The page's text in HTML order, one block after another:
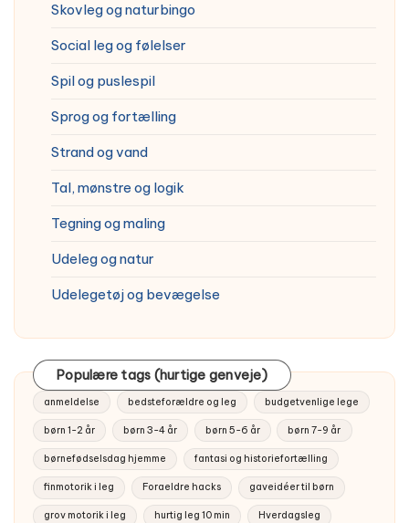
Skovleg og naturbingo
Social leg og følelser
Spil og puslespil
Sprog og fortælling
Strand og vand
Tal, mønstre og logik
Tegning og maling
Udeleg og natur
Udelegetøj og bevægelse
Populære tags (hurtige genveje)
anmeldelse bedsteforældre og leg budgetvenlige lege
børn 1-2 år børn 3-4 år børn 5-6 år børn 7-9 år
børnefødselsdag hjemme fantasi og historiefortælling
finmotorik i leg Foraeldre hacks gaveidéer til børn
grov motorik i leg hurtig leg 10 min Hverdagsleg